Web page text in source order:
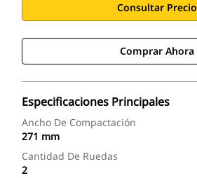
Consultar Precio
Comprar Ahora
Especificaciones Principales
Ancho De Compactación
271 mm
Cantidad De Ruedas
2